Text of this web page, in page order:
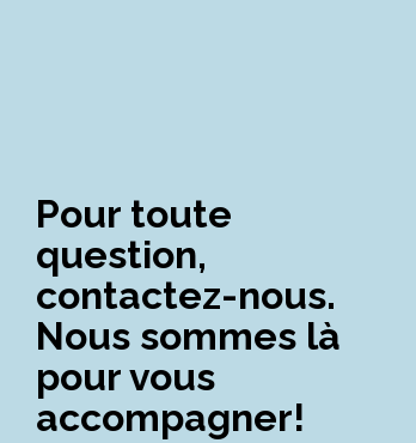
Pour toute
question,
contactez-nous.
Nous sommes là
pour vous
accompagner!